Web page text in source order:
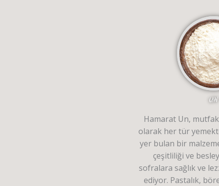
UN
Hamarat Un,
olarak her tür
yer bulan bir
çeşitliliği ve
sofralara sağlık ve
ediyor. Pastalık,